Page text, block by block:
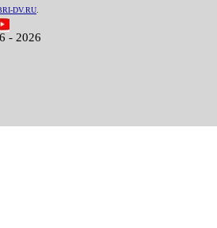
DV.RU
- 2026